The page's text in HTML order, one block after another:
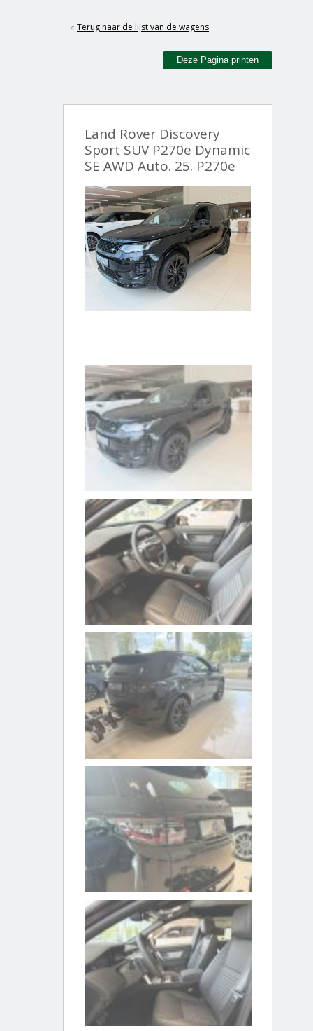
« Terug naar de lijst van de wagens
Deze Pagina printen
Land Rover Discovery
Sport SUV P270e Dynamic
SE AWD Auto. 25. P270e